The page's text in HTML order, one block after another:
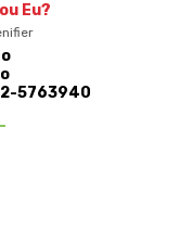
Eu?
5763940